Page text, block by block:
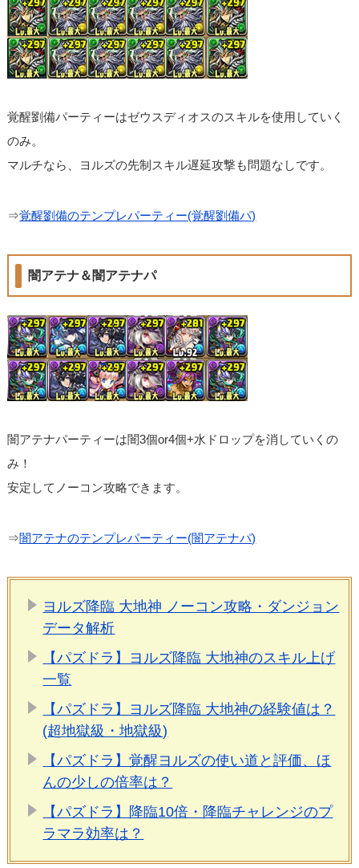
覚醒劉備パーティーはゼウスディオスのスキルを使用していく
のみ。
マルチなら、ヨルズの先制スキル遅延攻撃も問題なしです。
⇒覚醒劉備のテンプレパーティー(覚醒劉備パ)
闇アテナ＆闇アテナパ
闇アテナパーティーは闇3個or4個+水ドロップを消していくの
み！
安定してノーコン攻略できます。
⇒闇アテナのテンプレパーティー(闇アテナパ)
ヨルズ降臨 大地神 ノーコン攻略・ダンジョン
データ解析
【パズドラ】ヨルズ降臨 大地神のスキル上げ
一覧
【パズドラ】ヨルズ降臨 大地神の経験値は？
(超地獄級・地獄級)
【パズドラ】覚醒ヨルズの使い道と評価、ほ
んの少しの倍率は？
【パズドラ】降臨10倍・降臨チャレンジのプ
ラマラ効率は？